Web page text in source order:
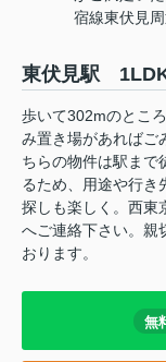
宿線東伏見
東伏見駅 1LDK
歩いて302mのとこ
み置き場があればご
ちらの物件は駅まで
るため、用途や行き
探しも楽しく。西東
へご連絡下さい。親
おります。
無